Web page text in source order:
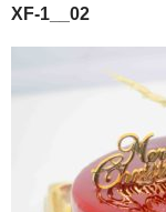
ホーム
お誕生日ケーキの
ショートケーキ
ショートケー
ショートケー
XF-1__02